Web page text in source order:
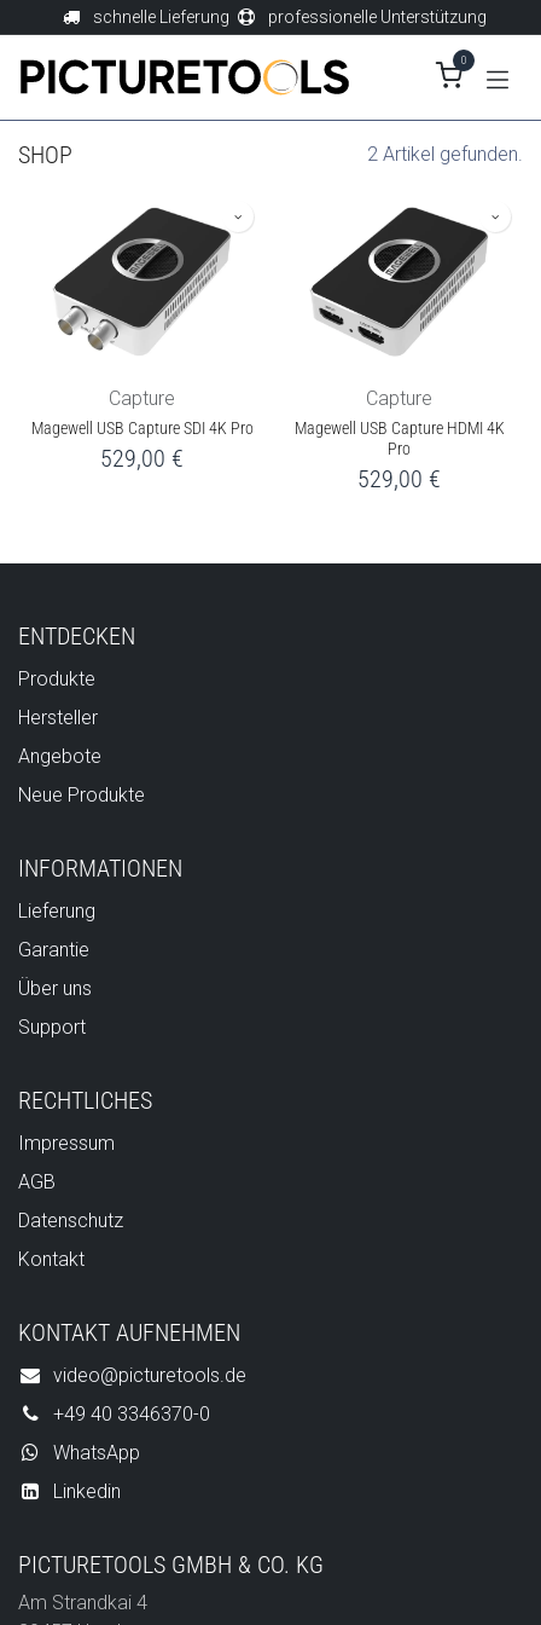
Zum Inhalt springenschnelle Lieferung professionelle Unterstützung
0
SHOP 2 Artikel gefunden.
Capture
Magewell USB Capture SDI 4K Pro
529,00 €
Capture
Magewell USB Capture HDMI 4K
Pro
529,00 €
ENTDECKEN
Produkte
Hersteller
Angebote
Neue Produkte
INFORMATIONEN
Lieferung
Garantie
Über uns
Support
RECHTLICHES
Impressum
AGB
Datenschutz
Kontakt
KONTAKT AUFNEHMEN
video@picturetools.de
+49 40 3346370-0
WhatsApp
Linkedin
PICTURETOOLS GMBH & CO. KG
Am Strandkai 4